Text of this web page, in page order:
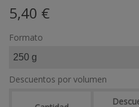
5,40 €
Formato
Descuentos por volumen